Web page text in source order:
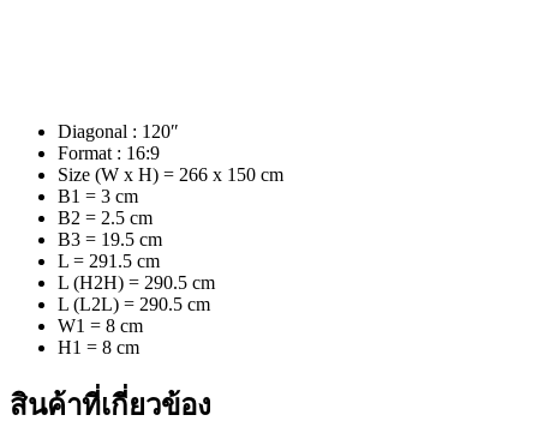
Diagonal : 120″
Format : 16:9
Size (W x H) = 266 x 150 cm
B1 = 3 cm
B2 = 2.5 cm
B3 = 19.5 cm
L = 291.5 cm
L (H2H) = 290.5 cm
L (L2L) = 290.5 cm
W1 = 8 cm
H1 = 8 cm
สินค้าที่เกี่ยวข้อง